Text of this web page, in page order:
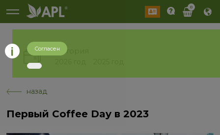
0
История
назад
Первый Coffee Day в 2023
Согласен